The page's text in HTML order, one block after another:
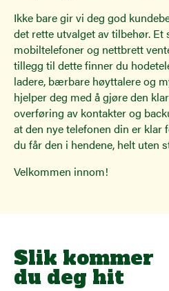
Ikke bare gir vi deg god
det rette utvalget av tilbehør. Et
mobiltelefoner og nettbrett
tillegg til dette finner du
ladere, bærbare høyttalere og
hjelper deg med å gjøre den
overføring av kontakter og
at den nye telefonen din er
du får den i hendene, helt uten
Velkommen innom!
Slik kommer
du deg hit